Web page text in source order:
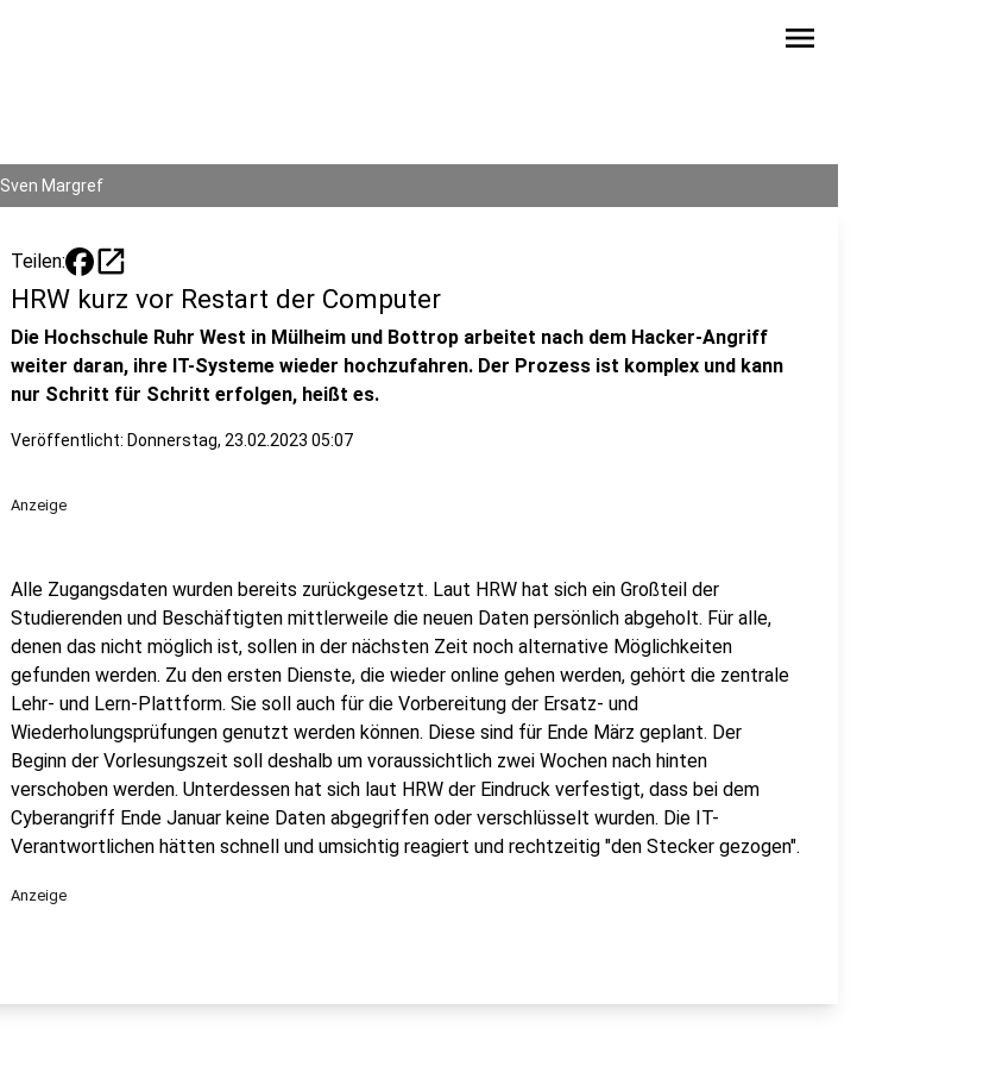
menu
Sven Margref
Teilen: open_in_new
HRW kurz vor Restart der Computer
Die Hochschule Ruhr West in Mülheim und Bottrop arbeitet nach dem Hacker-Angriff
weiter daran, ihre IT-Systeme wieder hochzufahren. Der Prozess ist komplex und kann
nur Schritt für Schritt erfolgen, heißt es.
Veröffentlicht: Donnerstag, 23.02.2023 05:07
Anzeige
Alle Zugangsdaten wurden bereits zurückgesetzt. Laut HRW hat sich ein Großteil der
Studierenden und Beschäftigten mittlerweile die neuen Daten persönlich abgeholt. Für alle,
denen das nicht möglich ist, sollen in der nächsten Zeit noch alternative Möglichkeiten
gefunden werden. Zu den ersten Dienste, die wieder online gehen werden, gehört die zentrale
Lehr- und Lern-Plattform. Sie soll auch für die Vorbereitung der Ersatz- und
Wiederholungsprüfungen genutzt werden können. Diese sind für Ende März geplant. Der
Beginn der Vorlesungszeit soll deshalb um voraussichtlich zwei Wochen nach hinten
verschoben werden. Unterdessen hat sich laut HRW der Eindruck verfestigt, dass bei dem
Cyberangriff Ende Januar keine Daten abgegriffen oder verschlüsselt wurden. Die IT-
Verantwortlichen hätten schnell und umsichtig reagiert und rechtzeitig "den Stecker gezogen".
Anzeige